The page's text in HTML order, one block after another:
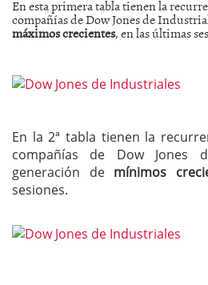
En esta primera tabla tienen la
compañías de Dow Jones de
máximos crecientes, en las últimas
En la 2ª tabla tienen la
compañías de Dow Jones
generación de mínimos
sesiones.